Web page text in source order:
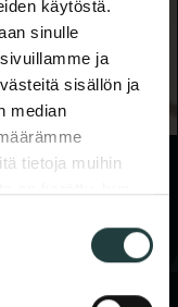
käytöstä.
sinulle
ja
sisällön ja
median
tietoja muihin